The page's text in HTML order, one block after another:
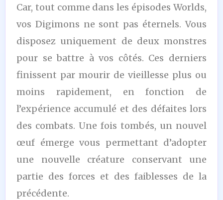
Car, tout comme dans les épisodes Worlds,
vos Digimons ne sont pas éternels. Vous
disposez uniquement de deux monstres
pour se battre à vos côtés. Ces derniers
finissent par mourir de vieillesse plus ou
moins rapidement, en fonction de
l’expérience accumulé et des défaites lors
des combats. Une fois tombés, un nouvel
œuf émerge vous permettant d’adopter
une nouvelle créature conservant une
partie des forces et des faiblesses de la
précédente.